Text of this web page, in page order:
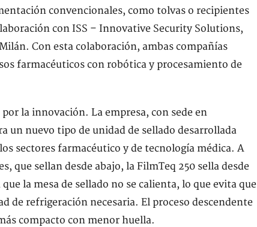
convencionales, como tolvas o recipientes
con ISS – Innovative Security Solutions,
Con esta colaboración, ambas compañías
farmacéuticos con robótica y procesamiento de
la innovación. La empresa, con sede en
un nuevo tipo de unidad de sellado desarrollada
sectores farmacéutico y de tecnología médica. A
que sellan desde abajo, la FilmTeq 250 sella desde
la mesa de sellado no se calienta, lo que evita que
de refrigeración necesaria. El proceso descendente
compacto con menor huella.